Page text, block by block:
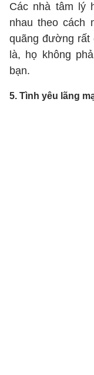
Các nhà tâm lý
nhau theo cách
quãng đường rất
là, họ không
bạn.
5. Tình yêu lãng